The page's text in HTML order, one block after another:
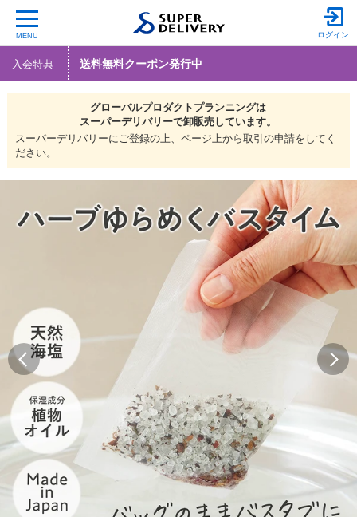
MENU ログイン
入会特典 送料無料クーポン発行中
グローバルプロダクトプランニングは
スーパーデリバリーで卸販売しています。
スーパーデリバリーにご登録の上、ページ上から取引の申請をしてく
ださい。